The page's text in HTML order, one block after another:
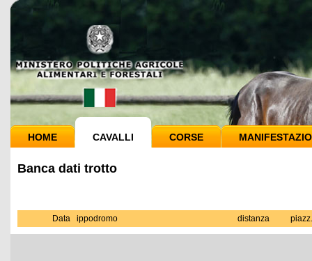
HOME CAVALLI CORSE
Banca dati trotto
Data ippodromo distanza piazz.